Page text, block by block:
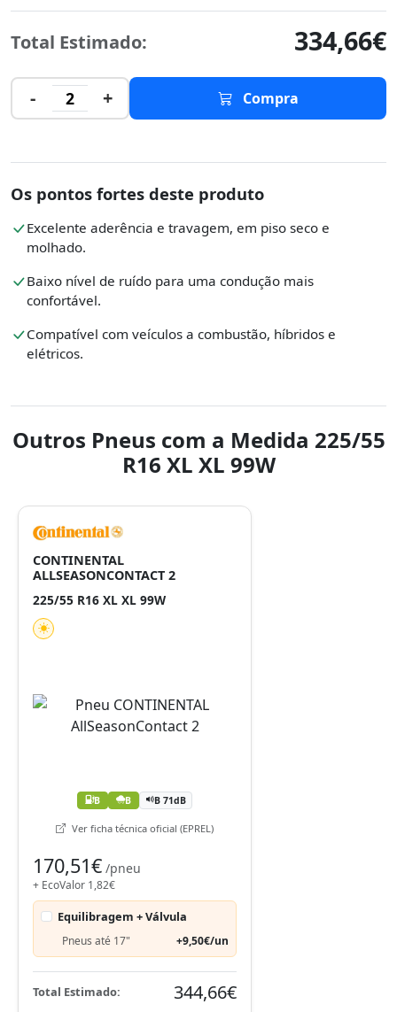
Total Estimado: 334,66€
- 2 + Compra
Os pontos fortes deste produto
Excelente aderência e travagem, em piso seco e
molhado.
Baixo nível de ruído para uma condução mais
confortável.
Compatível com veículos a combustão, híbridos e
elétricos.
Outros Pneus com a Medida 225/55
R16 XL XL 99W
CONTINENTAL
ALLSEASONCONTACT 2
225/55 R16 XL XL 99W
B B B 71dB
Ver ficha técnica oficial (EPREL)
170,51€ /pneu
+ EcoValor 1,82€
Equilibragem + Válvula
Pneus até 17" +9,50€/un
Total Estimado: 344,66€